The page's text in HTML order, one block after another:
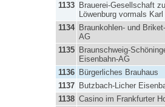
1133
Brauerei-Gesellschaft
Löwenburg vormals
1134
Braunkohlen- und
AG
1135
Braunschweig-
Eisenbahn-AG
1136
Bürgerliches Brauhaus
1137
Butzbach-Licher
1138 Casino im Frankfurter